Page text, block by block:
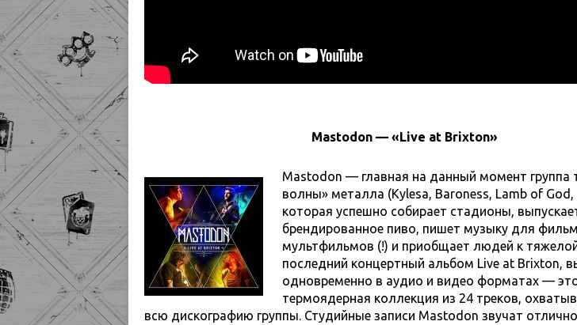
Mastodon — «Live at Brixton»
Mastodon — главная на данный момент группа
волны» металла (Kylesa, Baroness, Lamb of God,
которая успешно собирает стадионы,
брендированное пиво, пишет музыку для
мультфильмов (!) и приобщает людей к
последний концертный альбом Live at Brixton,
одновременно в аудио и видео форматах —
термоядерная коллекция из 24 треков,
всю дискографию группы. Студийные записи Mastodon звучат